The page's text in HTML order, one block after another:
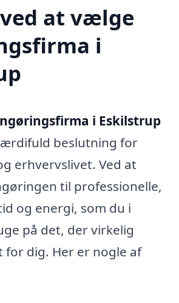
at vælge
i
i Eskilstrup
beslutning for
erhvervslivet. Ved at
til professionelle,
og energi, som du i
på det, der virkelig
for dig. Her er nogle af